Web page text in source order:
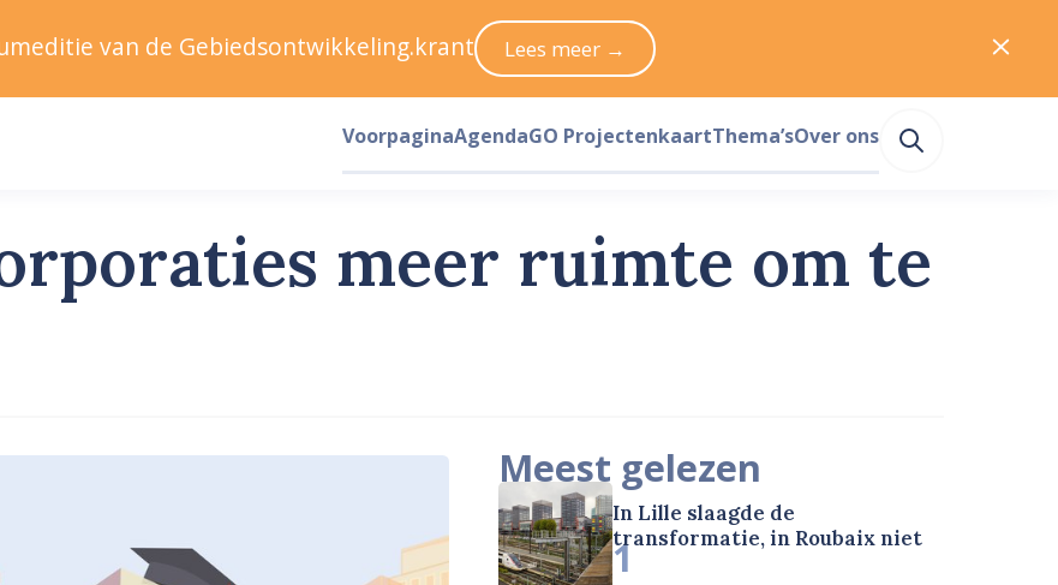
meer ruimte om te
Meest gelezen
In Lille slaagde de
transformatie, in Roubaix niet
1
van de Gebiedsontwikkeling.krant Lees meer →
VoorpaginaAgendaGO ProjectenkaartThema’sOver ons